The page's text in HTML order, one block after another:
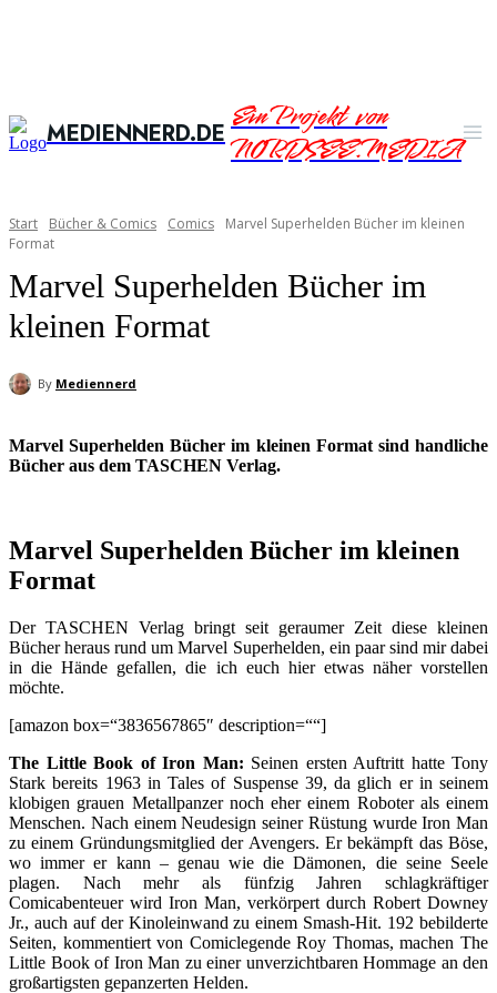
MEDIENNERD.DEEin Projekt von
NORDSEE.MEDIA
Start Bücher & Comics Comics
Marvel Superhelden Bücher im kleinen
Format
Marvel Superhelden Bücher im
kleinen Format
By Mediennerd
Marvel Superhelden Bücher im kleinen Format sind handliche
Bücher aus dem TASCHEN Verlag.
Marvel Superhelden Bücher im kleinen
Format
Der TASCHEN Verlag bringt seit geraumer Zeit diese kleinen
Bücher heraus rund um Marvel Superhelden, ein paar sind mir dabei
in die Hände gefallen, die ich euch hier etwas näher vorstellen
möchte.
[amazon box=“3836567865″ description=““]
The Little Book of Iron Man: Seinen ersten Auftritt hatte Tony
Stark bereits 1963 in Tales of Suspense 39, da glich er in seinem
klobigen grauen Metallpanzer noch eher einem Roboter als einem
Menschen. Nach einem Neudesign seiner Rüstung wurde Iron Man
zu einem Gründungsmitglied der Avengers. Er bekämpft das Böse,
wo immer er kann ‒ genau wie die Dämonen, die seine Seele
plagen. Nach mehr als fünfzig Jahren schlagkräftiger
Comicabenteuer wird Iron Man, verkörpert durch Robert Downey
Jr., auch auf der Kinoleinwand zu einem Smash-Hit. 192 bebilderte
Seiten, kommentiert von Comiclegende Roy Thomas, machen The
Little Book of Iron Man zu einer unverzichtbaren Hommage an den
großartigsten gepanzerten Helden.